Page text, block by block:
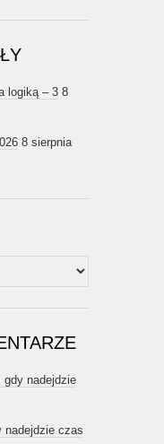
logiką – 3 8
8 sierpnia
gdy nadejdzie
nadejdzie czas